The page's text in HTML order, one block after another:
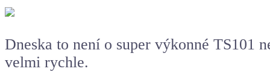
Dneska to není o super výkonné TS101
velmi rychle.